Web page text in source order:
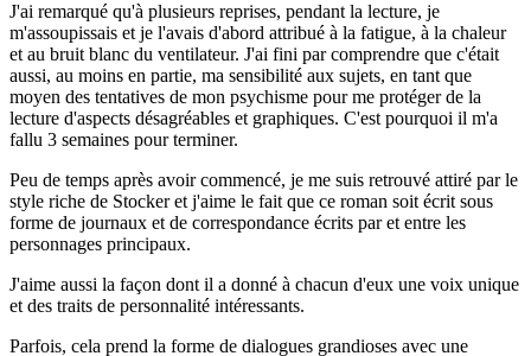
J'ai remarqué qu'à plusieurs reprises, pendant la lecture, je
m'assoupissais et je l'avais d'abord attribué à la fatigue, à la chaleur
et au bruit blanc du ventilateur. J'ai fini par comprendre que c'était
aussi, au moins en partie, ma sensibilité aux sujets, en tant que
moyen des tentatives de mon psychisme pour me protéger de la
lecture d'aspects désagréables et graphiques. C'est pourquoi il m'a
fallu 3 semaines pour terminer.
Peu de temps après avoir commencé, je me suis retrouvé attiré par le
style riche de Stocker et j'aime le fait que ce roman soit écrit sous
forme de journaux et de correspondance écrits par et entre les
personnages principaux.
J'aime aussi la façon dont il a donné à chacun d'eux une voix unique
et des traits de personnalité intéressants.
Parfois, cela prend la forme de dialogues grandioses avec une